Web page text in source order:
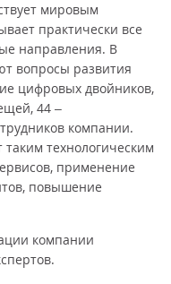
мировым
практически все
направления. В
вопросы развития
цифровых двойников,
44 –
компании.
таким технологическим
применение
повышение
компании